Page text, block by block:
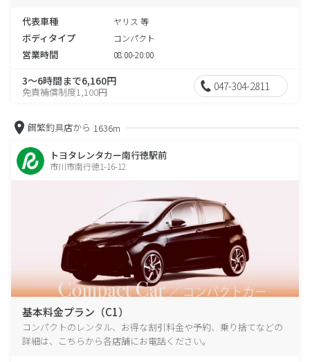
代表車種 ヤリス 等
ボディタイプ コンパクト
営業時間 08:00-20:00
3～6時間まで6,160円
免責補償制度1,100円 047-304-2811
餌繁釣具店から 1636m
トヨタレンタカー南行徳駅前
市川市南行徳1-16-12
基本料金プラン（C1）
コンパクトのレンタル、お得な割引料金や予約、乗り捨てなどの
詳細は、こちらから各店舗にお電話ください。